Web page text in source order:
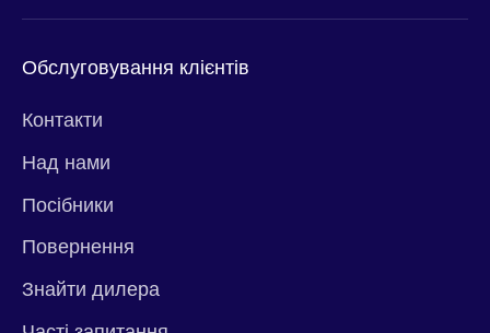
Обслуговування клієнтів
Контакти
Над нами
Посібники
Повернення
Знайти дилера